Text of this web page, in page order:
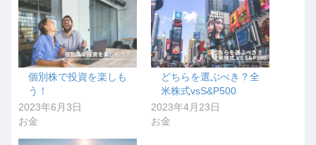
個別株で投資を楽しも
う！
2023年6月3日
お金
どちらを選ぶべき？全
米株式vsS&P500
2023年4月23日
お金